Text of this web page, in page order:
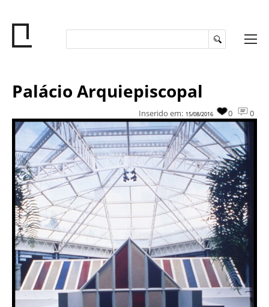
Palácio Arquiepiscopal
0
0
Inserido em: 15/08/2016